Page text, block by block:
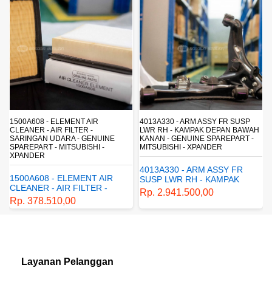
4013A330 - ARM ASSY FR SUSP
LWR RH - KAMPAK DEPAN BAWAH
KANAN - GENUINE SPAREPART -
MITSUBISHI - XPANDER
SUSP LWR RH - KAMPAK
DEPAN BAWAH KANAN -
GENUINE SPAREPART -
MITSUBISHI - XPANDER
Rp. 2.941.500,00
4162A413 - SHOCK ABSORBER RR
SUSP - SUSPENSI BELAKANG -
SHOCKBREAKER BELAKANG -
GENUINE SPAREPART -
MITSUBISHI - XPANDER
4162A413 - SHOCK
ABSORBER RR SUSP -
SUSPENSI BELAKANG -
SHOCKBREAKER BELAKANG
Rp. 1.198.800,00
Layanan Pelanggan